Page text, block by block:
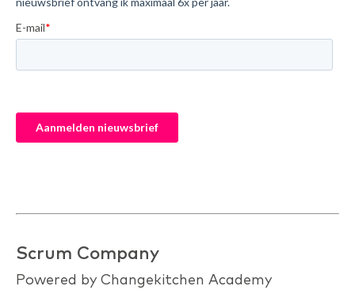
Scrum Company
Powered by Changekitchen Academy